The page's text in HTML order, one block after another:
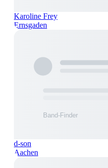
Karoline Frey
Ernsgaden
d-son
Aachen